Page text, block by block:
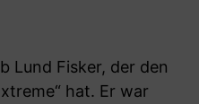
Lund Fisker, der den
hat. Er war